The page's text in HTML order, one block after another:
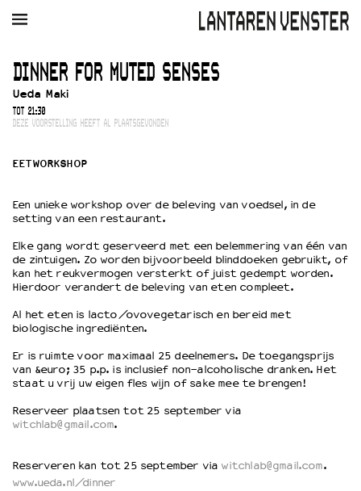
AGENDA FILM MUZIEK RESTAURANT
Winkelmandje
Zoek
Openingstijden & contact
Kaartverkoop
EDUCATIE
Schoolvoorstellingen
Filmprogramma’s VO/MBO
OVER LANTARENVENSTER
Wat we doen
Wie is wie
Word vriend
DINNER FOR MUTED SENSES
Ueda Maki
TOT 21:30
DEZE VOORSTELLING HEEFT AL PLAATSGEVONDEN
EETWORKSHOP
Een unieke workshop over de beleving van voedsel, in de
setting van een restaurant.
Elke gang wordt geserveerd met een belemmering van één van
de zintuigen. Zo worden bijvoorbeeld blinddoeken gebruikt, of
kan het reukvermogen versterkt of juist gedempt worden.
Hierdoor verandert de beleving van eten compleet.
Al het eten is lacto/ovovegetarisch en bereid met
biologische ingrediënten.
Er is ruimte voor maximaal 25 deelnemers. De toegangsprijs
van &euro; 35 p.p. is inclusief non-alcoholische dranken. Het
staat u vrij uw eigen fles wijn of sake mee te brengen!
Reserveer plaatsen tot 25 september via
witchlab@gmail.com.
Reserveren kan tot 25 september via witchlab@gmail.com.
www.ueda.nl/dinner